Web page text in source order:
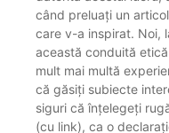
când preluați un
care v-a inspirat. Noi,
această conduită
mult mai multă
că găsiți subiecte
siguri că înțelegeți
(cu link), ca o